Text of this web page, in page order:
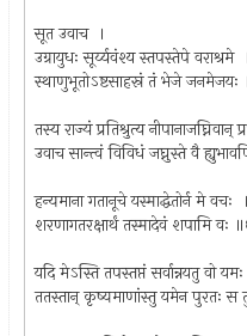
सूत उवाच ।
उग्रायुधः सूर्य्यवंश्य स्तपस्तेपे वराश्रमे ।
स्थाणुभूतोऽष्टसाहस्रं तं भेजे जनमेजयः
तस्य राज्यं प्रतिश्रुत्य नीपानाजघ्निवान्
उवाच सान्त्वं विविधं जघ्नुस्ते वै
हन्यमाना गतानूचे यस्माद्धेतोर्न मे वचः ।
शरणागतरक्षार्थं तस्मादेवं शपामि वः
यदि मेऽस्ति तपस्तप्तं सर्वान्नयतु वो
ततस्तान् कृष्यमाणांस्तु यमेन पुरतः